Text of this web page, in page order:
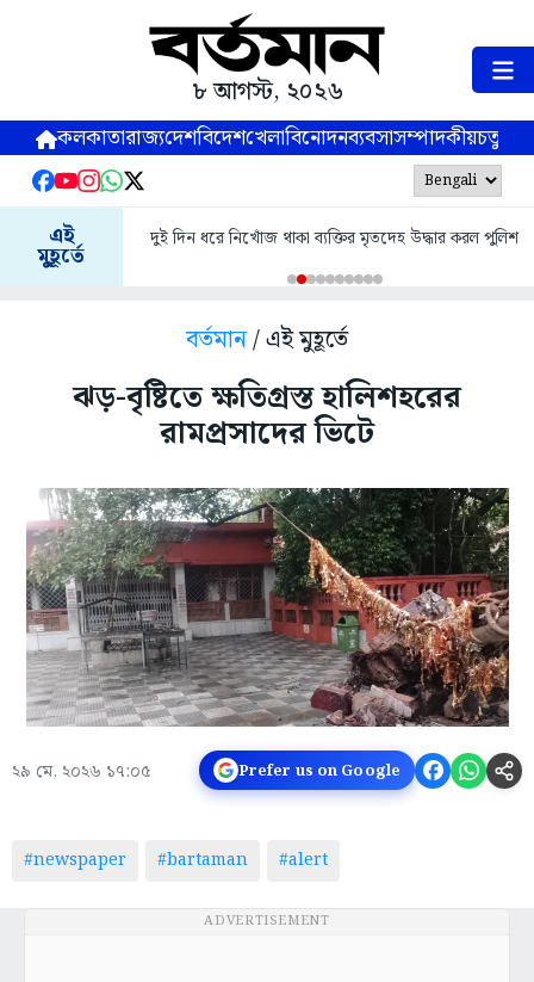
৮ আগস্ট, ২০২৬
কলকাতারাজ্যদেশবিদেশখেলাবিনোদনব্যবসাসম্পাদকীয়
এই
মুহূর্তে
দুই দিন ধরে নিখোঁজ থাকা ব্যক্তির মৃতদেহ উদ্ধার করল পুলিশ
বর্তমান/ এই মুহূর্তে
ঝড়-বৃষ্টিতে ক্ষতিগ্রস্ত হালিশহরের
রামপ্রসাদের ভিটে
২৯ মে, ২০২৬ ১৭:০৫ Prefer us on Google
#newspaper #bartaman #alert
ADVERTISEMENT